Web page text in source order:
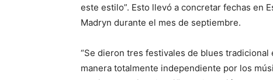
este estilo”. Esto llevó a concretar fechas en
Madryn durante el mes de septiembre.
“Se dieron tres festivales de blues
manera totalmente independiente por los